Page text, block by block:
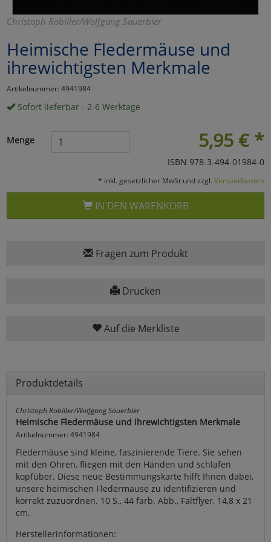
Christoph Robiller/Wolfgang Sauerbier
Heimische Fledermäuse und
ihrewichtigsten Merkmale
Artikelnummer: 4941984
Sofort lieferbar - 2-6 Werktage
5,95 € *
Menge
ISBN 978-3-494-01984-0
* inkl. gesetzlicher MwSt und zzgl. Versandkosten
IN DEN WARENKORB
Fragen zum Produkt
Drucken
Auf die Merkliste
Produktdetails
Christoph Robiller/Wolfgang Sauerbier
Heimische Fledermäuse und ihrewichtigsten Merkmale
Artikelnummer: 4941984
Fledermäuse sind kleine, faszinierende Tiere. Sie sehen
mit den Ohren, fliegen mit den Händen und schlafen
kopfüber. Diese neue Bestimmungskarte hilft Ihnen dabei,
unsere heimischen Fledermäuse zu identifizieren und
korrekt zuzuordnen. 10 S., 44 farb. Abb., Faltflyer, 14,8 x 21
cm.
Herstellerinformationen:
Marketing
Umfragetools
Cookies
Alle Akzeptieren
Einstellungen speichern
zurück